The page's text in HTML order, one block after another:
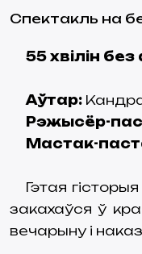
Спектакль на
55 хвілін
Аўтар:
Рэжысёр-
Мастак-
Гэтая
закахаўся ў
вечарыну і